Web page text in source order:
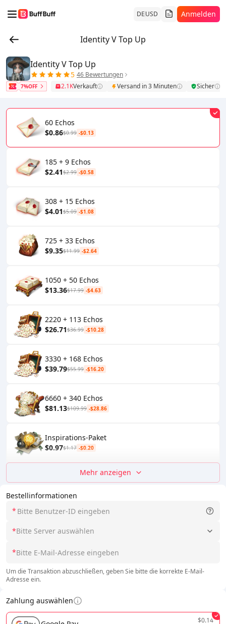
DEUSD Anmelden
Identity V Top Up
Bestellinformationen
*
*Bitte Server auswählen
*
Um die Transaktion abzuschließen, geben Sie bitte die korrekte E-Mail-
Adresse ein.
Zahlung auswählen
$0.14
Identity V Top Up
5 46 Bewertungen
7%OFF 2.1KVerkauft Versand in 3 Minuten Sicher
60 Echos
$0.86$0.99 -$0.13
185 + 9 Echos
$2.41$2.99 -$0.58
308 + 15 Echos
$4.01$5.09 -$1.08
725 + 33 Echos
$9.35$11.99 -$2.64
1050 + 50 Echos
$13.36$17.99 -$4.63
2220 + 113 Echos
$26.71$36.99 -$10.28
3330 + 168 Echos
$39.79$55.99 -$16.20
6660 + 340 Echos
$81.13$109.99 -$28.86
Inspirations-Paket
$0.97$1.17 -$0.20
Mehr anzeigen